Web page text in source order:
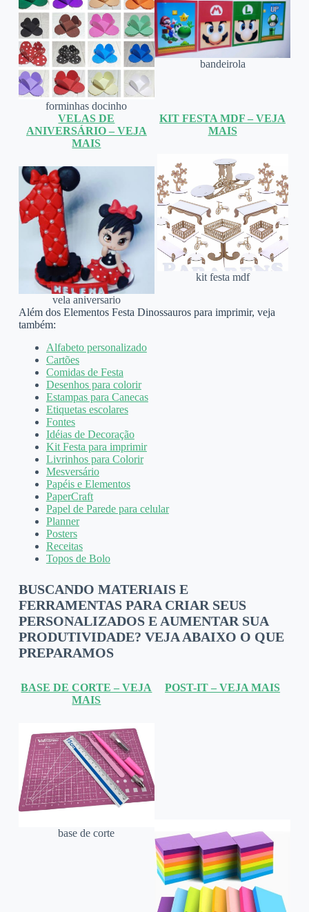
forminhas docinho
bandeirola
VELAS DE
ANIVERSÁRIO – VEJA
MAIS
vela aniversario
KIT FESTA MDF – VEJA
MAIS
kit festa mdf
Além dos Elementos Festa Dinossauros para imprimir, veja
também:
Alfabeto personalizado
Cartões
Comidas de Festa
Desenhos para colorir
Estampas para Canecas
Etiquetas escolares
Fontes
Idéias de Decoração
Kit Festa para imprimir
Livrinhos para Colorir
Mesversário
Papéis e Elementos
PaperCraft
Papel de Parede para celular
Planner
Posters
Receitas
Topos de Bolo
BUSCANDO MATERIAIS E
FERRAMENTAS PARA CRIAR SEUS
PERSONALIZADOS E AUMENTAR SUA
PRODUTIVIDADE? VEJA ABAIXO O QUE
PREPARAMOS
BASE DE CORTE – VEJA
MAIS
base de corte
POST-IT – VEJA MAIS